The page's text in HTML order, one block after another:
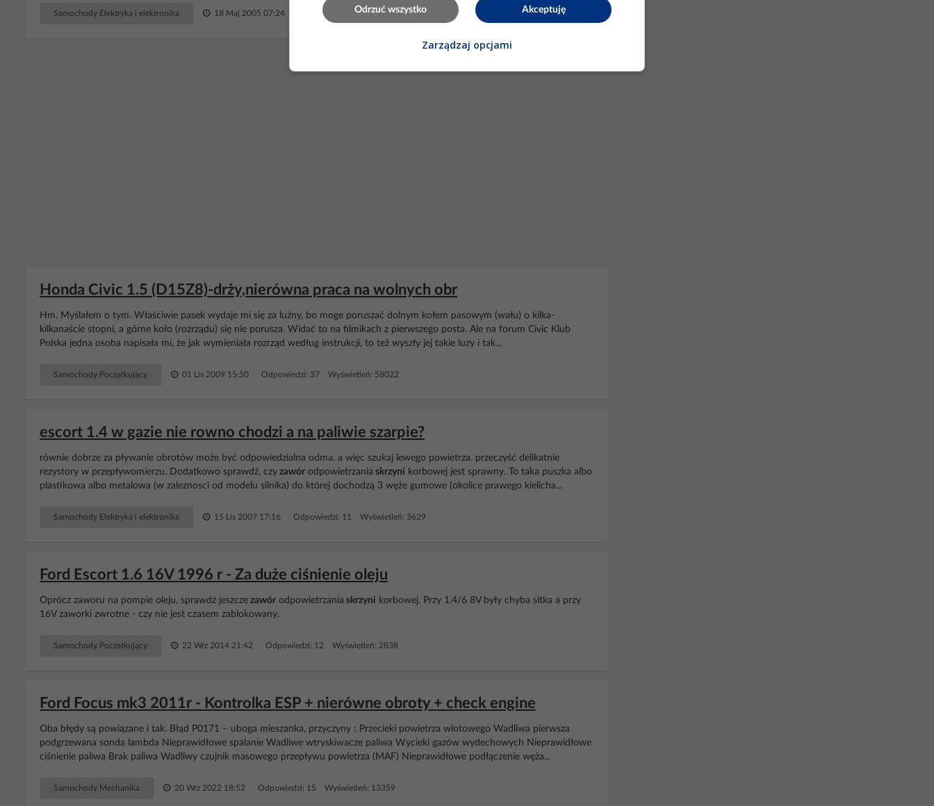
Samochody Elektryka i elektronika 18 Maj 2005 07:24 Odpowiedzi: 5 Wyświetleń: 8043
Honda Civic 1.5 (D15Z8)-drży,nierówna praca na wolnych obr
Hm. Myślałem o tym. Właściwie pasek wydaje mi się za luźny, bo moge poruszać dolnym kołem pasowym (wału) o kilka-
kilkanaście stopni, a górne koło (rozrządu) się nie porusza. Widać to na filmikach z pierwszego posta. Ale na forum Civic Klub
Polska jedna osoba napisała mi, że jak wymieniała rozrząd według instrukcji, to też wyszły jej takie luzy i tak...
Samochody Początkujący 01 Lis 2009 15:50 Odpowiedzi: 37 Wyświetleń: 58022
escort 1.4 w gazie nie rowno chodzi a na paliwie szarpie?
równie dobrze za pływanie obrotów może być odpowiedzialna odma. a więc szukaj lewego powietrza. przeczyść delikatnie
rezystory w przepływomierzu. Dodatkowo sprawdź, czy zawór odpowietrzania skrzyni korbowej jest sprawny. To taka puszka albo
plastikowa albo metalowa (w zaleznosci od modelu silnika) do której dochodzą 3 węże gumowe (okolice prawego kielicha...
Samochody Elektryka i elektronika 15 Lis 2007 17:16 Odpowiedzi: 11 Wyświetleń: 3629
Ford Escort 1.6 16V 1996 r - Za duże ciśnienie oleju
Oprócz zaworu na pompie oleju, sprawdź jeszcze zawór odpowietrzania skrzyni korbowej. Przy 1.4/6 8V były chyba sitka a przy
16V zaworki zwrotne - czy nie jest czasem zablokowany.
Samochody Początkujący 22 Wrz 2014 21:42 Odpowiedzi: 12 Wyświetleń: 2838
Ford Focus mk3 2011r - Kontrolka ESP + nierówne obroty + check engine
Oba błędy są powiązane i tak. Błąd P0171 – uboga mieszanka, przyczyny : Przecieki powietrza wlotowego Wadliwa pierwsza
podgrzewana sonda lambda Nieprawidłowe spalanie Wadliwe wtryskiwacze paliwa Wycieki gazów wydechowych Nieprawidłowe
ciśnienie paliwa Brak paliwa Wadliwy czujnik masowego przepływu powietrza (MAF) Nieprawidłowe podłączenie węża...
Samochody Mechanika 20 Wrz 2022 18:52 Odpowiedzi: 15 Wyświetleń: 13359
Akceptuję
Odrzuć wszystko
Zarządzaj opcjami